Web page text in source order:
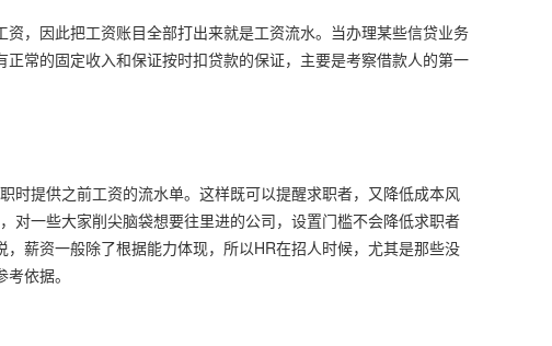
，因此把工资账目全部打出来就是工资流水。当办理某些信贷业务
常的固定收入和保证按时扣贷款的保证，主要是考察借款人的第一
提供之前工资的流水单。这样既可以提醒求职者，又降低成本风
对一些大家削尖脑袋想要往里进的公司，设置门槛不会降低求职者
薪资一般除了根据能力体现，所以HR在招人时候，尤其是那些没
依据。